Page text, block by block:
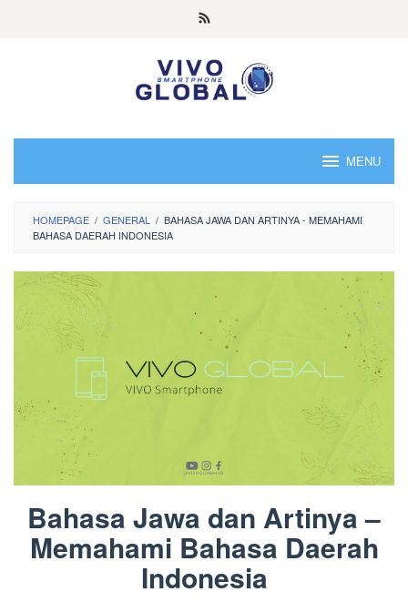
MENU
HOMEPAGE / GENERAL / BAHASA JAWA DAN ARTINYA - MEMAHAMI
BAHASA DAERAH INDONESIA
Bahasa Jawa dan Artinya –
Memahami Bahasa Daerah
Indonesia